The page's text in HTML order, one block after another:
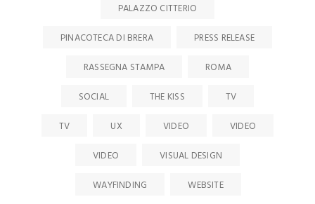
PALAZZO CITTERIO
PINACOTECA DI BRERA
PRESS RELEASE
RASSEGNA STAMPA
ROMA
SOCIAL
THE KISS
TV
TV
UX VIDEO
VIDEO
VIDEO
VISUAL DESIGN
WAYFINDING
WEBSITE